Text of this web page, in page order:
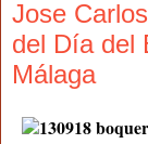
Jose
del Día del
Málaga